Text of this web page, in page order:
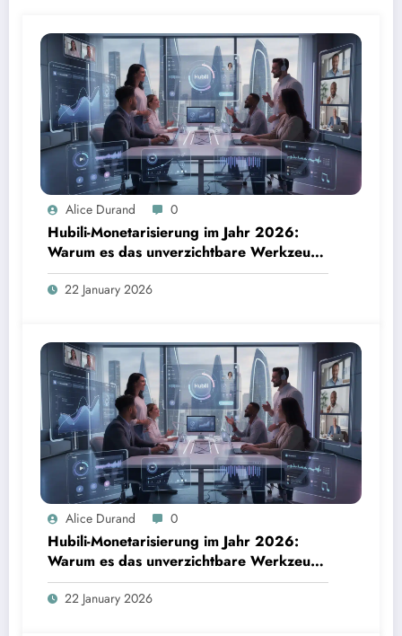
Alice Durand 0
Hubili-Monetarisierung im Jahr 2026:
Warum es das unverzichtbare Werkzeug
für Kreative ist
22 January 2026
Alice Durand 0
Hubili-Monetarisierung im Jahr 2026:
Warum es das unverzichtbare Werkzeug
für Kreative ist
22 January 2026